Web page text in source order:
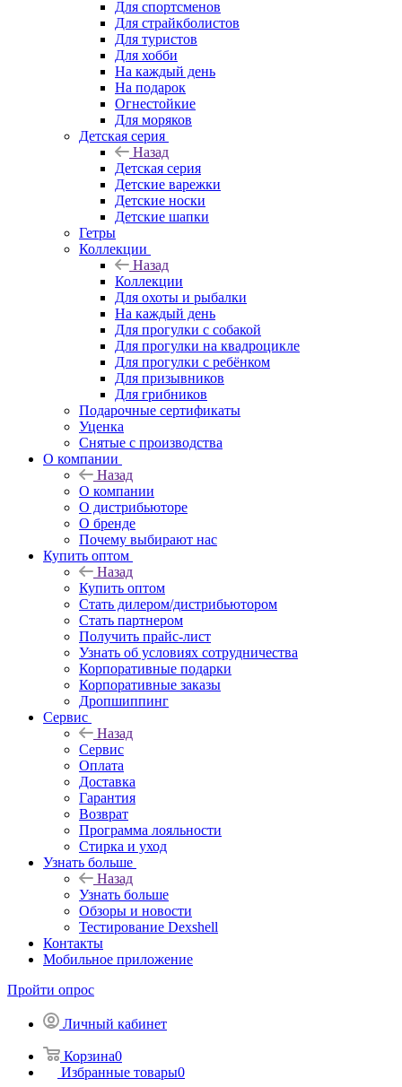
Для спортсменов
Для страйкболистов
Для туристов
Для хобби
На каждый день
На подарок
Огнестойкие
Для моряков
Детская серия
Назад
Детская серия
Детские варежки
Детские носки
Детские шапки
Гетры
Коллекции
Назад
Коллекции
Для охоты и рыбалки
На каждый день
Для прогулки с собакой
Для прогулки на квадроцикле
Для прогулки с ребёнком
Для призывников
Для грибников
Подарочные сертификаты
Уценка
Снятые с производства
О компании
Назад
О компании
О дистрибьюторе
О бренде
Почему выбирают нас
Купить оптом
Назад
Купить оптом
Стать дилером/дистрибьютором
Стать партнером
Получить прайс-лист
Узнать об условиях сотрудничества
Корпоративные подарки
Корпоративные заказы
Дропшиппинг
Сервис
Назад
Сервис
Оплата
Доставка
Гарантия
Возврат
Программа лояльности
Стирка и уход
Узнать больше
Назад
Узнать больше
Обзоры и новости
Тестирование Dexshell
Контакты
Мобильное приложение
Пройти опрос
Личный кабинет
Корзина0
Избранные товары0